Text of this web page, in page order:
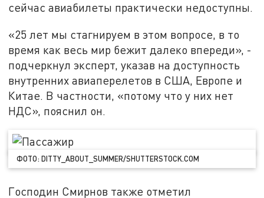
сейчас авиабилеты практически недоступны.
«25 лет мы стагнируем в этом вопросе, в то
время как весь мир бежит далеко впереди», -
подчеркнул эксперт, указав на доступность
внутренних авиаперелетов в США, Европе и
Китае. В частности, «потому что у них нет
НДС», пояснил он.
ФОТО: DITTY_ABOUT_SUMMER/SHUTTERSTOCK.COM
Господин Смирнов также отметил